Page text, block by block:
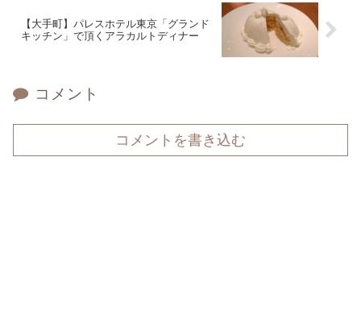
【大手町】パレスホテル東京「グランド
キッチン」で頂くアラカルトディナー
コメント
コメントを書き込む